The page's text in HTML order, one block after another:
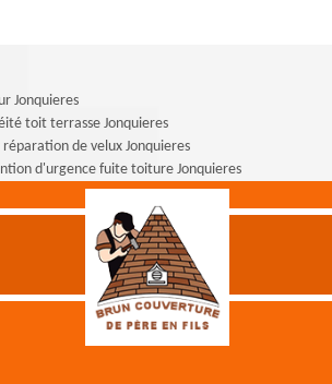
Jonquieres
toit terrasse Jonquieres
réparation de velux Jonquieres
d'urgence fuite toiture Jonquieres